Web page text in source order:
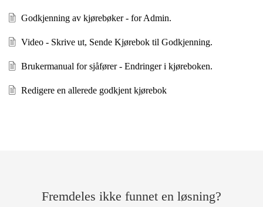
Godkjenning av kjørebøker - for Admin.
Video - Skrive ut, Sende Kjørebok til Godkjenning.
Brukermanual for sjåfører - Endringer i kjøreboken.
Redigere en allerede godkjent kjørebok
Fremdeles ikke funnet en løsning?